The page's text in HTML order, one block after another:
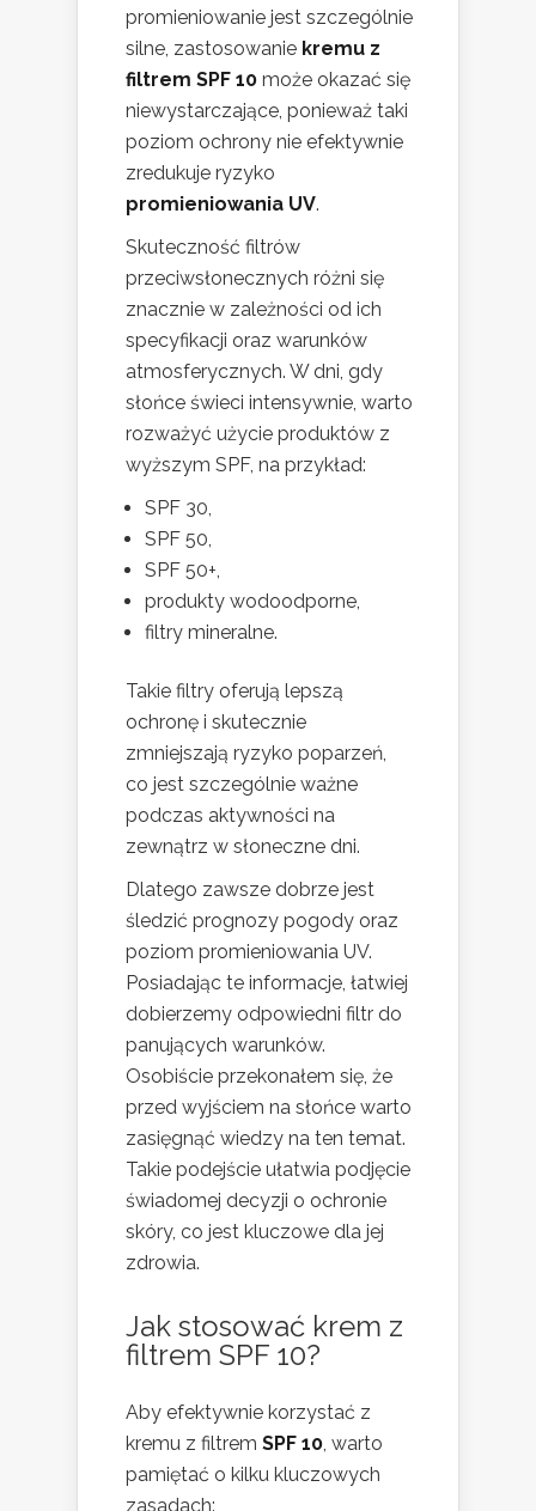
promieniowanie jest szczególnie
silne, zastosowanie kremu z
filtrem SPF 10 może okazać się
niewystarczające, ponieważ taki
poziom ochrony nie efektywnie
zredukuje ryzyko
promieniowania UV.
Skuteczność filtrów
przeciwsłonecznych różni się
znacznie w zależności od ich
specyfikacji oraz warunków
atmosferycznych. W dni, gdy
słońce świeci intensywnie, warto
rozważyć użycie produktów z
wyższym SPF, na przykład:
SPF 30,
SPF 50,
SPF 50+,
produkty wodoodporne,
filtry mineralne.
Takie filtry oferują lepszą
ochronę i skutecznie
zmniejszają ryzyko poparzeń,
co jest szczególnie ważne
podczas aktywności na
zewnątrz w słoneczne dni.
Dlatego zawsze dobrze jest
śledzić prognozy pogody oraz
poziom promieniowania UV.
Posiadając te informacje, łatwiej
dobierzemy odpowiedni filtr do
panujących warunków.
Osobiście przekonałem się, że
przed wyjściem na słońce warto
zasięgnąć wiedzy na ten temat.
Takie podejście ułatwia podjęcie
świadomej decyzji o ochronie
skóry, co jest kluczowe dla jej
zdrowia.
Jak stosować krem z
filtrem SPF 10?
Aby efektywnie korzystać z
kremu z filtrem SPF 10, warto
pamiętać o kilku kluczowych
zasadach: